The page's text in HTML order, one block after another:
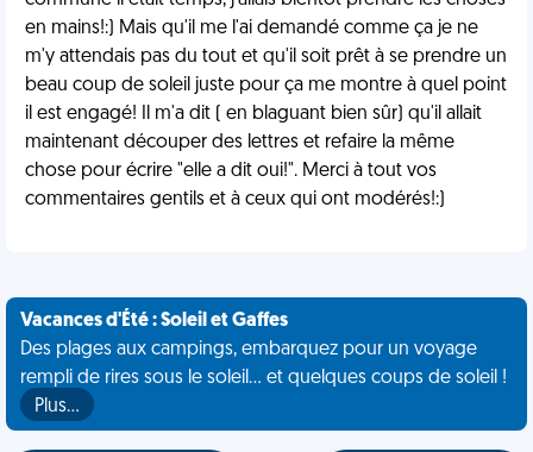
en mains!:) Mais qu'il me l'ai demandé comme ça je ne
m'y attendais pas du tout et qu'il soit prêt à se prendre un
beau coup de soleil juste pour ça me montre à quel point
il est engagé! Il m'a dit ( en blaguant bien sûr) qu'il allait
maintenant découper des lettres et refaire la même
chose pour écrire "elle a dit oui!". Merci à tout vos
commentaires gentils et à ceux qui ont modérés!:)
Vacances d'Été : Soleil et Gaffes
Des plages aux campings, embarquez pour un voyage
rempli de rires sous le soleil... et quelques coups de soleil !
Plus…